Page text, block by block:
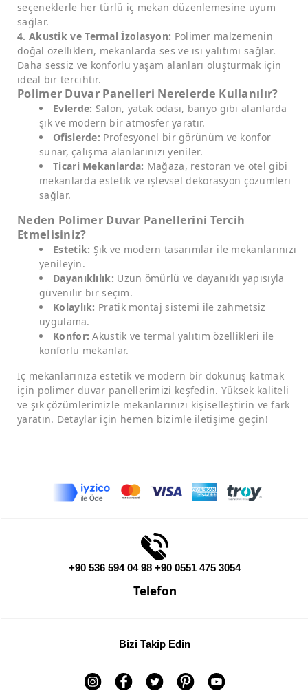
seçeneklerle her türlü iç mekan düzenlemesine uyum
sağlar.
4. Akustik ve Termal İzolasyon: Polimer malzemenin
doğal özellikleri, mekanlarda ses ve ısı yalıtımı sağlar.
Daha sessiz ve konforlu yaşam alanları oluşturmak için
ideal bir tercihtir.
Polimer Duvar Panelleri Nerelerde Kullanılır?
Evlerde: Salon, yatak odası, banyo gibi alanlarda
şık ve modern bir atmosfer yaratır.
Ofislerde: Profesyonel bir görünüm ve konfor
sunar, çalışma alanlarınızı yeniler.
Ticari Mekanlarda: Mağaza, restoran ve otel gibi
mekanlarda estetik ve işlevsel dekorasyon çözümleri
sağlar.
Neden Polimer Duvar Panellerini Tercih
Etmelisiniz?
Estetik: Şık ve modern tasarımlar ile mekanlarınızı
yenileyin.
Dayanıklılık: Uzun ömürlü ve dayanıklı yapısıyla
güvenilir bir seçim.
Kolaylık: Pratik montaj sistemi ile zahmetsiz
uygulama.
Konfor: Akustik ve termal yalıtım özellikleri ile
konforlu mekanlar.
İç mekanlarınıza estetik ve modern bir dokunuş katmak
için polimer duvar panellerimizi keşfedin. Yüksek kaliteli
ve şık çözümlerimizle mekanlarınızı kişiselleştirin ve fark
yaratın. Detaylar için hemen bizimle iletişime geçin!
+90 536 594 04 98 +90 0551 475 3054
Telefon
Bizi Takip Edin